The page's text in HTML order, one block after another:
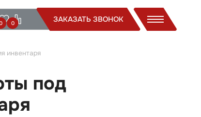
0 ЗАКАЗАТЬ ЗВОНОК
инвентаря
под